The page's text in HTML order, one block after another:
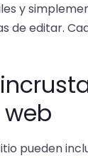
y
de editar.
pueden